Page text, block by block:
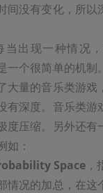
间没有变化，所以
当出现一种情况
一个很简单的机制
大量的音乐类游戏
有深度。音乐类游
度压缩。另外还有
Space，
情况的加总，在这